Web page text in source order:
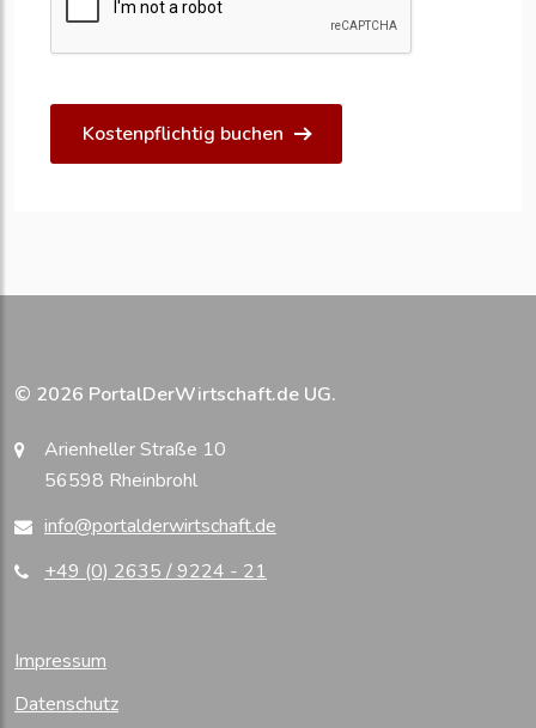
Kostenpflichtig buchen
© 2026 PortalDerWirtschaft.de UG.
Arienheller Straße 10
56598 Rheinbrohl
info@portalderwirtschaft.de
+49 (0) 2635 / 9224 - 21
Impressum
Datenschutz